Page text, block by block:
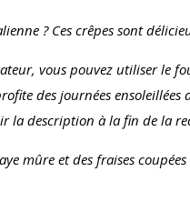
? Ces crêpes sont
vous pouvez utiliser le
des journées
la description à la fin de la
mûre et des fraises